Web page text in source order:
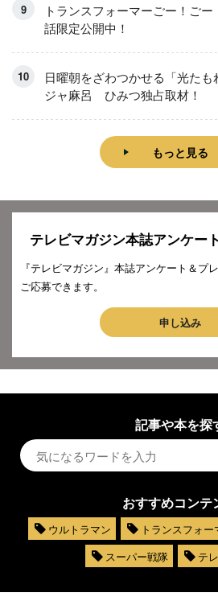
トランスフォーマーごー！ご
話限定公開中！
日曜朝をざわつかせる「光たも
ジャ麻呂 ひみつ独占取材！
もっと見る
テレビマガジン本誌アンケー
『テレビマガジン』本誌アンケート＆プ
ご応募できます。
申し込み
記事や本を探
おすすめコンテ
ウルトラマン トランスフォー
スーパー戦隊
テ